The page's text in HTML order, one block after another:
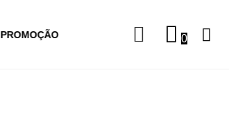
PROMOÇÃO 0